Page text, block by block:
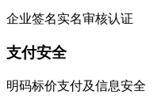
企业签名实名审核认证
支付安全
明码标价支付及信息安全